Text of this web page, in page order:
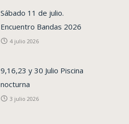
Sábado 11 de julio.
Encuentro Bandas 2026
4 julio 2026
9,16,23 y 30 Julio Piscina
nocturna
3 julio 2026